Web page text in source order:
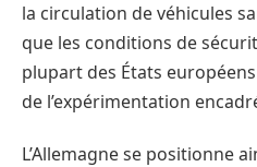
la circulation de véhicules
que les conditions de
plupart des États
de l’expérimentation
L’Allemagne se positionne